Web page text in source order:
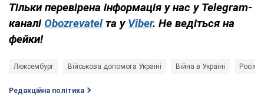
Тільки перевірена інформація у нас у Telegram-
каналі Obozrevatelта у Viber. Не ведіться на
фейки!
Люксембург Військова допомога Україні Війна в Україні Росія -
Редакційна політика